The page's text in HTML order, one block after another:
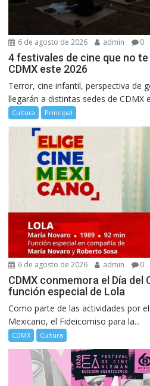
6 de agosto de 2026 admin 0
4 festivales de cine que no
CDMX este 2026
Terror, cine infantil, perspectiva de
llegarán a distintas sedes de CDMX
Cultura Principal
6 de agosto de 2026 admin 0
CDMX conmemora el Día del
función especial de Lola
Como parte de las actividades por
Mexicano, el Fideicomiso para la...
CDMX Cultura